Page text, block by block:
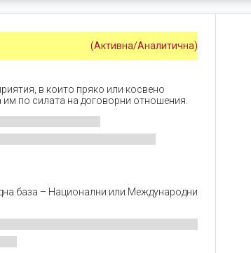
(Активна/Аналитична)
в които пряко или косвено
по силата на договорни отношения.
база – Национални или Международни